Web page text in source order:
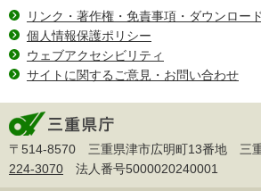
リンク・著作権・免責事項・ダウンロード
個人情報保護ポリシー
ウェブアクセシビリティ
サイトに関するご意見・お問い合わせ
〒514-8570 三重県津市広明町13番地 三重
224-3070 法人番号5000020240001